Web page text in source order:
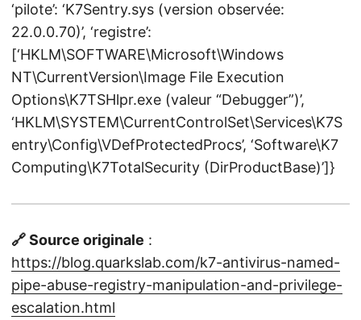
‘pilote’: ‘K7Sentry.sys (version observée:
22.0.0.70)’, ‘registre’:
[‘HKLM\SOFTWARE\Microsoft\Windows
NT\CurrentVersion\Image File Execution
Options\K7TSHlpr.exe (valeur “Debugger”)’,
‘HKLM\SYSTEM\CurrentControlSet\Services\K7S
entry\Config\VDefProtectedProcs’, ‘Software\K7
Computing\K7TotalSecurity (DirProductBase)’]}
🔗 Source originale :
https://blog.quarkslab.com/k7-antivirus-named-
pipe-abuse-registry-manipulation-and-privilege-
escalation.html